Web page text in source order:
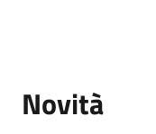
Novità